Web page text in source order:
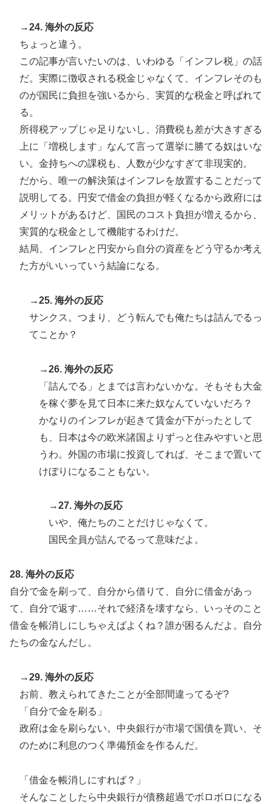
→24. 海外の反応
ちょっと違う。
この記事が言いたいのは、いわゆる「インフレ税」の話
だ。実際に徴収される税金じゃなくて、インフレそのも
のが国民に負担を強いるから、実質的な税金と呼ばれて
る。
所得税アップじゃ足りないし、消費税も差が大きすぎる
上に「増税します」なんて言って選挙に勝てる奴はいな
い。金持ちへの課税も、人数が少なすぎて非現実的。
だから、唯一の解決策はインフレを放置することだって
説明してる。円安で借金の負担が軽くなるから政府には
メリットがあるけど、国民のコスト負担が増えるから、
実質的な税金として機能するわけだ。
結局、インフレと円安から自分の資産をどう守るか考え
た方がいいっていう結論になる。
→25. 海外の反応
サンクス。つまり、どう転んでも俺たちは詰んでるっ
てことか？
→26. 海外の反応
「詰んでる」とまでは言わないかな。そもそも大金
を稼ぐ夢を見て日本に来た奴なんていないだろ？
かなりのインフレが起きて賃金が下がったとして
も、日本は今の欧米諸国よりずっと住みやすいと思
うわ。外国の市場に投資してれば、そこまで置いて
けぼりになることもない。
→27. 海外の反応
いや、俺たちのことだけじゃなくて。
国民全員が詰んでるって意味だよ。
28. 海外の反応
自分で金を刷って、自分から借りて、自分に借金があっ
て、自分で返す……それで経済を壊すなら、いっそのこと
借金を帳消しにしちゃえばよくね？誰が困るんだよ。自分
たちの金なんだし。
→29. 海外の反応
お前、教えられてきたことが全部間違ってるぞ?
「自分で金を刷る」
政府は金を刷らない。中央銀行が市場で国債を買い、そ
のために利息のつく準備預金を作るんだ。
「借金を帳消しにすれば？」
そんなことしたら中央銀行が債務超過でボロボロになる